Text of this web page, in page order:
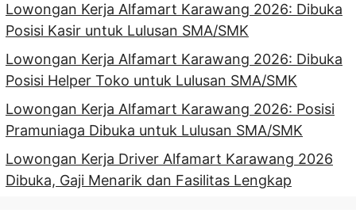
Lowongan Kerja Alfamart Karawang 2026: Dibuka
Posisi Kasir untuk Lulusan SMA/SMK
Lowongan Kerja Alfamart Karawang 2026: Dibuka
Posisi Helper Toko untuk Lulusan SMA/SMK
Lowongan Kerja Alfamart Karawang 2026: Posisi
Pramuniaga Dibuka untuk Lulusan SMA/SMK
Lowongan Kerja Driver Alfamart Karawang 2026
Dibuka, Gaji Menarik dan Fasilitas Lengkap